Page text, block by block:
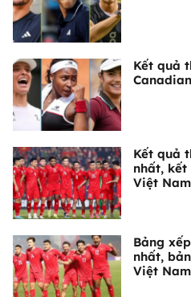
Kết quả
Kết quả
nhất,
Việt Nam
Bảng
nhất,
Việt Nam